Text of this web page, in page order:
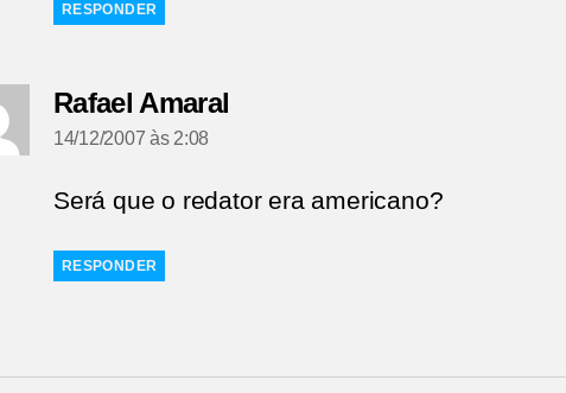
RESPONDER
Rafael Amaral
14/12/2007 às 2:08
Será que o redator era americano?
RESPONDER